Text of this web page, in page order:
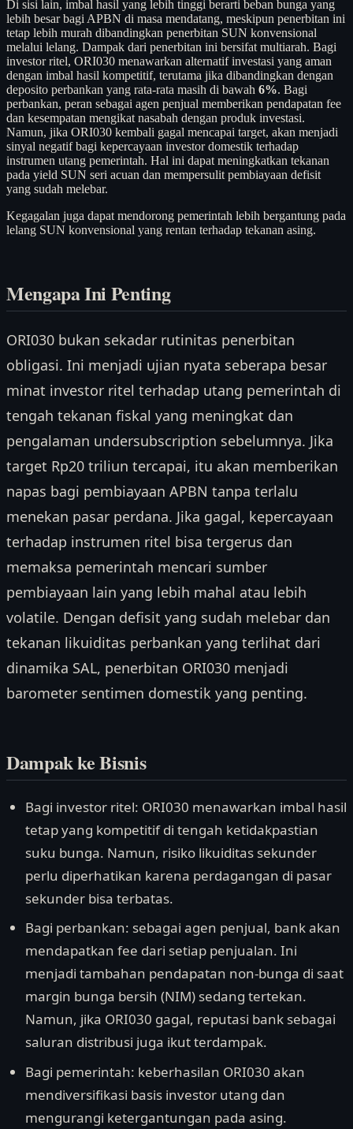
Di sisi lain, imbal hasil yang lebih tinggi berarti beban bunga yang
lebih besar bagi APBN di masa mendatang, meskipun penerbitan ini
tetap lebih murah dibandingkan penerbitan SUN konvensional
melalui lelang. Dampak dari penerbitan ini bersifat multiarah. Bagi
investor ritel, ORI030 menawarkan alternatif investasi yang aman
dengan imbal hasil kompetitif, terutama jika dibandingkan dengan
deposito perbankan yang rata-rata masih di bawah 6%. Bagi
perbankan, peran sebagai agen penjual memberikan pendapatan fee
dan kesempatan mengikat nasabah dengan produk investasi.
Namun, jika ORI030 kembali gagal mencapai target, akan menjadi
sinyal negatif bagi kepercayaan investor domestik terhadap
instrumen utang pemerintah. Hal ini dapat meningkatkan tekanan
pada yield SUN seri acuan dan mempersulit pembiayaan defisit
yang sudah melebar.
Kegagalan juga dapat mendorong pemerintah lebih bergantung pada
lelang SUN konvensional yang rentan terhadap tekanan asing.
Mengapa Ini Penting
ORI030 bukan sekadar rutinitas penerbitan
obligasi. Ini menjadi ujian nyata seberapa besar
minat investor ritel terhadap utang pemerintah di
tengah tekanan fiskal yang meningkat dan
pengalaman undersubscription sebelumnya. Jika
target Rp20 triliun tercapai, itu akan memberikan
napas bagi pembiayaan APBN tanpa terlalu
menekan pasar perdana. Jika gagal, kepercayaan
terhadap instrumen ritel bisa tergerus dan
memaksa pemerintah mencari sumber
pembiayaan lain yang lebih mahal atau lebih
volatile. Dengan defisit yang sudah melebar dan
tekanan likuiditas perbankan yang terlihat dari
dinamika SAL, penerbitan ORI030 menjadi
barometer sentimen domestik yang penting.
Dampak ke Bisnis
Bagi investor ritel: ORI030 menawarkan imbal hasil
tetap yang kompetitif di tengah ketidakpastian
suku bunga. Namun, risiko likuiditas sekunder
perlu diperhatikan karena perdagangan di pasar
sekunder bisa terbatas.
Bagi perbankan: sebagai agen penjual, bank akan
mendapatkan fee dari setiap penjualan. Ini
menjadi tambahan pendapatan non-bunga di saat
margin bunga bersih (NIM) sedang tertekan.
Namun, jika ORI030 gagal, reputasi bank sebagai
saluran distribusi juga ikut terdampak.
Bagi pemerintah: keberhasilan ORI030 akan
mendiversifikasi basis investor utang dan
mengurangi ketergantungan pada asing.